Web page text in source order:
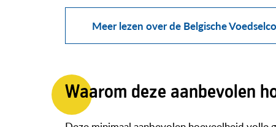
Meer lezen over de Belgische
Waarom deze aanbevolen